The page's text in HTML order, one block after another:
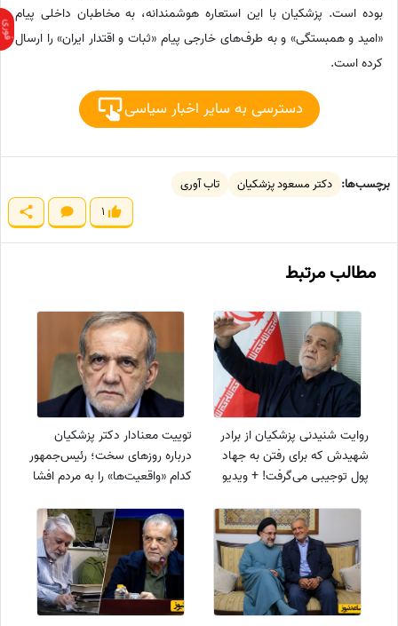
بوده است. پزشکیان با این استعاره هوشمندانه، به مخاطبان داخلی پیام
«امید و همبستگی» و به طرف‌های خارجی پیام «ثبات و اقتدار ایران» را ارسال
کرده است.
دسترسی به سایر اخبار سیاسی
برچسب‌ها: دکتر مسعود پزشکیان
تاب آوری
1
مطالب مرتبط
روایت شنیدنی پزشکیان از برادر
شهیدش که برای رفتن به جهاد
پول توجیبی می‌گرفت! + ویدیو
توییت معنادار دکتر پزشکیان
درباره روزهای سخت؛ رئیس‌جمهور
کدام «واقعیت‌ها» را به مردم افشا